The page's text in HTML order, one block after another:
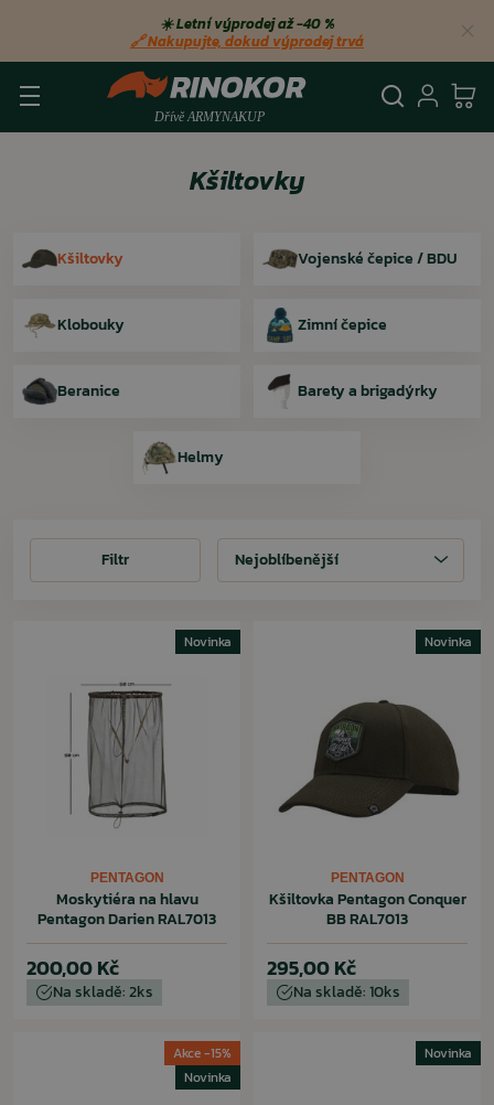
☀️ Letní výprodej až −40 %
🔗 Nakupujte, dokud výprodej trvá
Kšiltovky
Kšiltovky Vojenské čepice / BDU
Klobouky Zimní čepice
Beranice Barety a brigadýrky
Helmy
Filtr Nejoblíbenější
Novinka
PENTAGON
Moskytiéra na hlavu
Pentagon Darien RAL7013
200,00 Kč
Na skladě: 2ks
Novinka
PENTAGON
Kšiltovka Pentagon Conquer
BB RAL7013
295,00 Kč
Na skladě: 10ks
Akce -15%
Novinka
Novinka